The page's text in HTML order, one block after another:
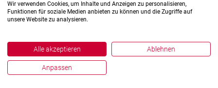
Wir verwenden Cookies, um Inhalte und Anzeigen zu personalisieren,
Funktionen für soziale Medien anbieten zu können und die Zugriffe auf
unsere Website zu analysieren.
Alle akzeptieren Ablehnen
Anpassen